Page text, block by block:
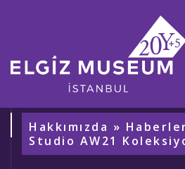
Hakkımızda »
Studio AW21